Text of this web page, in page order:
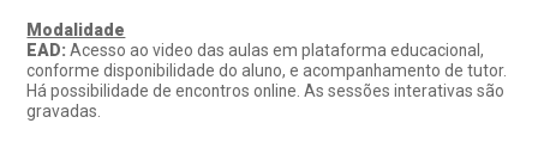
Modalidade
EAD:Acesso ao video das aulas em plataforma educacional,
conforme disponibilidade do aluno, e acompanhamento de tutor.
Há possibilidade de encontros online. As sessões interativas são
gravadas.